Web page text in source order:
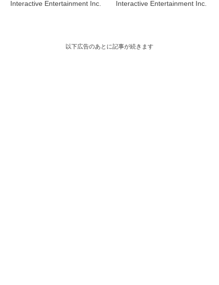
Interactive Entertainment Inc.
Interactive Entertainment Inc.
以下広告のあとに記事が続きます